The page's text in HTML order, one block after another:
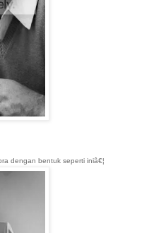
dengan bentuk seperti iniâ€¦